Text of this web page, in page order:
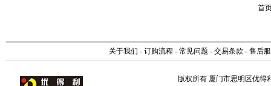
首
关于我们 - 订购流程 - 常见问题 - 交易条款 - 售后
版权所有 厦门市思明区优